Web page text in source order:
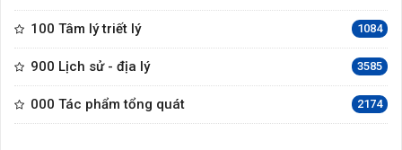
100 Tâm lý triết lý 1084
900 Lịch sử - địa lý 3585
000 Tác phẩm tổng quát 2174